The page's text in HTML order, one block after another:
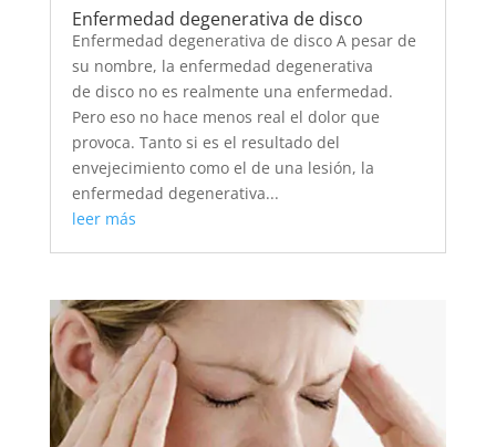
Enfermedad degenerativa de disco
Enfermedad degenerativa de disco A pesar de
su nombre, la enfermedad degenerativa
de disco no es realmente una enfermedad.
Pero eso no hace menos real el dolor que
provoca. Tanto si es el resultado del
envejecimiento como el de una lesión, la
enfermedad degenerativa...
leer más